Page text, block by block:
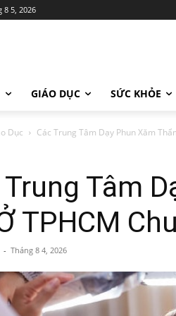
8 5, 2026
GIÁO DỤC SỨC KHỎE
Dục Các Trung Tâm Dạy Phun Xăm
Trung Tâm
TPHCM
- Tháng 8 4, 2026